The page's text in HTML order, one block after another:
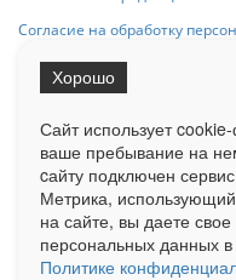
Согласие на обработку
При использовании любого
на Сетевое издание
Ограниченная статистика
Liveinternet.ru . Подробная
у менеджера.
Реклама
Сайт использует
ваше пребывание на
cайту подключен
Метрика,
на сайте, вы даете
персональных данных
Политике
Хорошо